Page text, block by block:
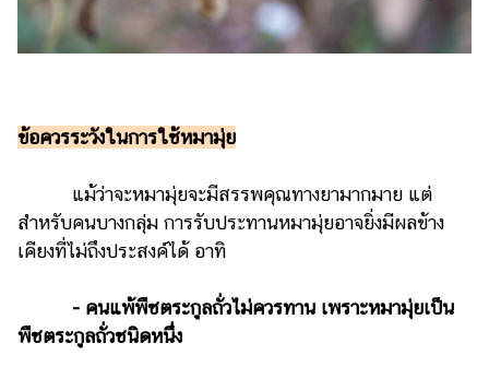
ข้อควรระวังในการใช้หมามุ่ย
แม้ว่าจะหมามุ่ยจะมีสรรพคุณทางยามากมาย แต่
สำหรับคนบางกลุ่ม การรับประทานหมามุ่ยอาจยิ่งมีผลข้าง
เคียงที่ไม่ถึงประสงค์ได้ อาทิ
- คนแพ้พืชตระกูลถั่วไม่ควรทาน เพราะหมามุ่ยเป็น
พืชตระกูลถั่วชนิดหนึ่ง